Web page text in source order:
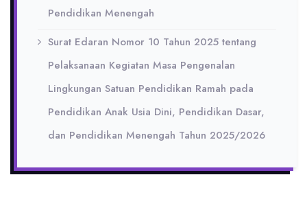
Pendidikan Menengah
Surat Edaran Nomor 10 Tahun 2025 tentang
Pelaksanaan Kegiatan Masa Pengenalan
Lingkungan Satuan Pendidikan Ramah pada
Pendidikan Anak Usia Dini, Pendidikan Dasar,
dan Pendidikan Menengah Tahun 2025/2026